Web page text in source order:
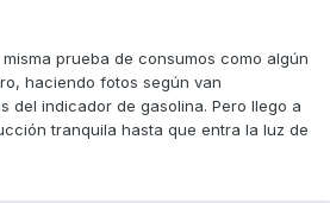
prueba de consumos como algún
haciendo fotos según van
del indicador de gasolina. Pero llego a
tranquila hasta que entra la luz de